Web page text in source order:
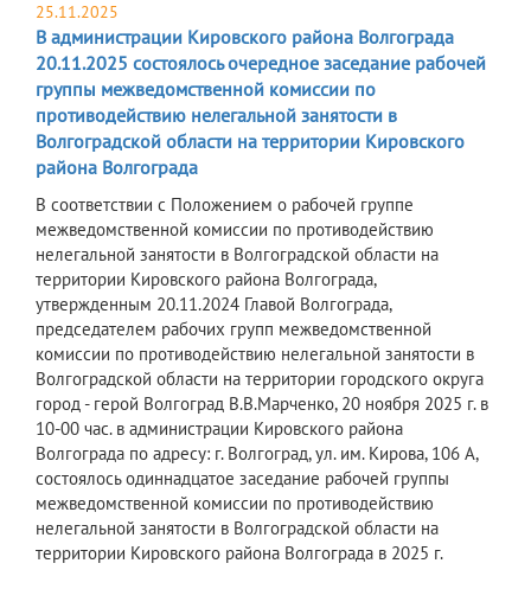
25.11.2025
В администрации Кировского района Волгограда
20.11.2025 состоялось очередное заседание рабочей
группы межведомственной комиссии по
противодействию нелегальной занятости в
Волгоградской области на территории Кировского
района Волгограда
В соответствии с Положением о рабочей группе
межведомственной комиссии по противодействию
нелегальной занятости в Волгоградской области на
территории Кировского района Волгограда,
утвержденным 20.11.2024 Главой Волгограда,
председателем рабочих групп межведомственной
комиссии по противодействию нелегальной занятости в
Волгоградской области на территории городского округа
город - герой Волгоград В.В.Марченко, 20 ноября 2025 г. в
10-00 час. в администрации Кировского района
Волгограда по адресу: г. Волгоград, ул. им. Кирова, 106 А,
состоялось одиннадцатое заседание рабочей группы
межведомственной комиссии по противодействию
нелегальной занятости в Волгоградской области на
территории Кировского района Волгограда в 2025 г.